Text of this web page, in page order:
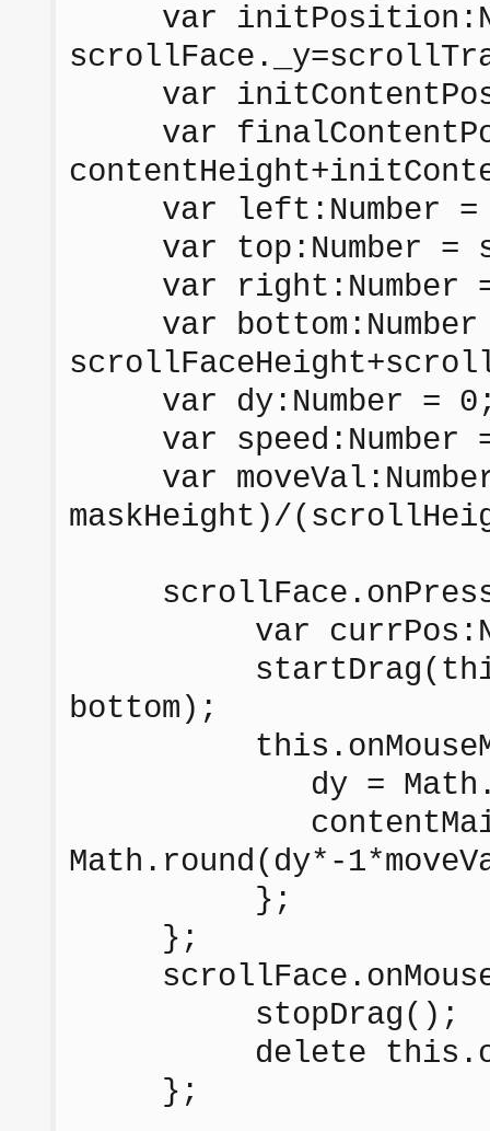
var
var
var
var left:Number =
var top:Number =
var right:Number
var bottom:Number
var dy:Number =
var speed:Number
var
maskHeight)/
var
startDrag(this,
bottom);
dy =
Math.round(dy*-
};
};
stopDrag();
delete
};